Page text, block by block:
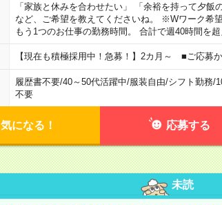
「家族と休みを合わせたい」 「余裕を持って夕飯
など、ご希望を教えてくださいね。 ※Wワーク希
もう1つのお仕事の勤務時間。 合計で週40時間を超
【現在も積極採用中！急募！】2カ月～ ■ご応募
履歴書不要/40～50代活躍中/服装自由/シフト勤務/
不要
気になる！ 応募する
未読